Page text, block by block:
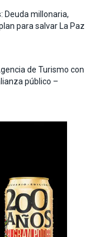
Deuda millonaria,
para salvar La Paz
de Turismo con
público –